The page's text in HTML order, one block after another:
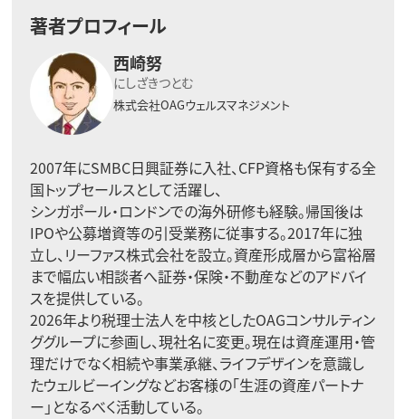
著者プロフィール
西崎努
にしざきつとむ
株式会社OAGウェルスマネジメント
2007年にSMBC日興証券に入社、CFP資格も保有する全
国トップセールスとして活躍し、
シンガポール・ロンドンでの海外研修も経験。帰国後は
IPOや公募増資等の引受業務に従事する。2017年に独
立し、リーファス株式会社を設立。資産形成層から富裕層
まで幅広い相談者へ証券・保険・不動産などのアドバイ
スを提供している。
2026年より税理士法人を中核としたOAGコンサルティン
ググループに参画し、現社名に変更。現在は資産運用・管
理だけでなく相続や事業承継、ライフデザインを意識し
たウェルビーイングなどお客様の「生涯の資産パートナ
ー」となるべく活動している。